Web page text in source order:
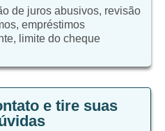
de juros abusivos, revisão
empréstimos
limite do cheque
e tire suas